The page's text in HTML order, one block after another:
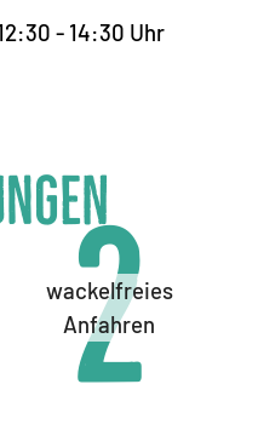
- 14:30 Uhr
2
wackelfreies
Anfahren